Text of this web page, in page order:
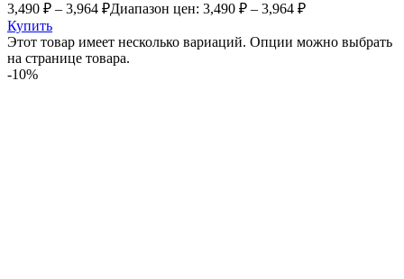
3,490 ₽ – 3,964 ₽Диапазон цен: 3,490 ₽ – 3,964 ₽
Купить
Этот товар имеет несколько вариаций. Опции можно выбрать
на странице товара.
-10%